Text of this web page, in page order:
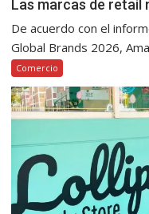
Las marcas de retail
De acuerdo con el
Global Brands 2026,
Comercio